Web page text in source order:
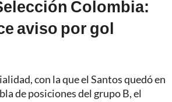
Colombia:
aviso por gol
con la que el Santos quedó en
de posiciones del grupo B, el